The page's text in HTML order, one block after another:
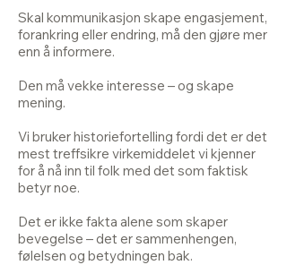
Skal kommunikasjon skape engasjement,
forankring eller endring, må den gjøre mer
enn å informere.
Den må vekke interesse – og skape
mening.
Vi bruker historiefortelling fordi det er det
mest treffsikre virkemiddelet vi kjenner
for å nå inn til folk med det som faktisk
betyr noe.
Det er ikke fakta alene som skaper
bevegelse – det er sammenhengen,
følelsen og betydningen bak.